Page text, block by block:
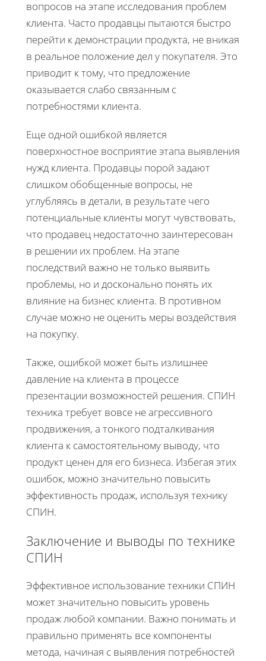
вопросов на этапе исследования проблем
клиента. Часто продавцы пытаются быстро
перейти к демонстрации продукта, не вникая
в реальное положение дел у покупателя. Это
приводит к тому, что предложение
оказывается слабо связанным с
потребностями клиента.
Еще одной ошибкой является
поверхностное восприятие этапа выявления
нужд клиента. Продавцы порой задают
слишком обобщенные вопросы, не
углубляясь в детали, в результате чего
потенциальные клиенты могут чувствовать,
что продавец недостаточно заинтересован
в решении их проблем. На этапе
последствий важно не только выявить
проблемы, но и досконально понять их
влияние на бизнес клиента. В противном
случае можно не оценить меры воздействия
на покупку.
Также, ошибкой может быть излишнее
давление на клиента в процессе
презентации возможностей решения. СПИН
техника требует вовсе не агрессивного
продвижения, а тонкого подталкивания
клиента к самостоятельному выводу, что
продукт ценен для его бизнеса. Избегая этих
ошибок, можно значительно повысить
эффективность продаж, используя технику
СПИН.
Заключение и выводы по технике
СПИН
Эффективное использование техники СПИН
может значительно повысить уровень
продаж любой компании. Важно понимать и
правильно применять все компоненты
метода, начиная с выявления потребностей